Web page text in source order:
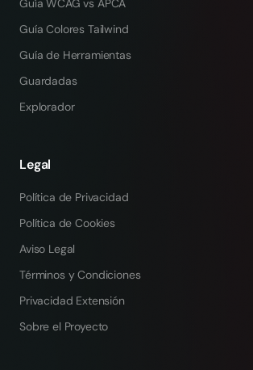
Guía WCAG vs APCA
Guía Colores Tailwind
Guía de Herramientas
Guardadas
Explorador
Legal
Política de Privacidad
Política de Cookies
Aviso Legal
Términos y Condiciones
Privacidad Extensión
Sobre el Proyecto